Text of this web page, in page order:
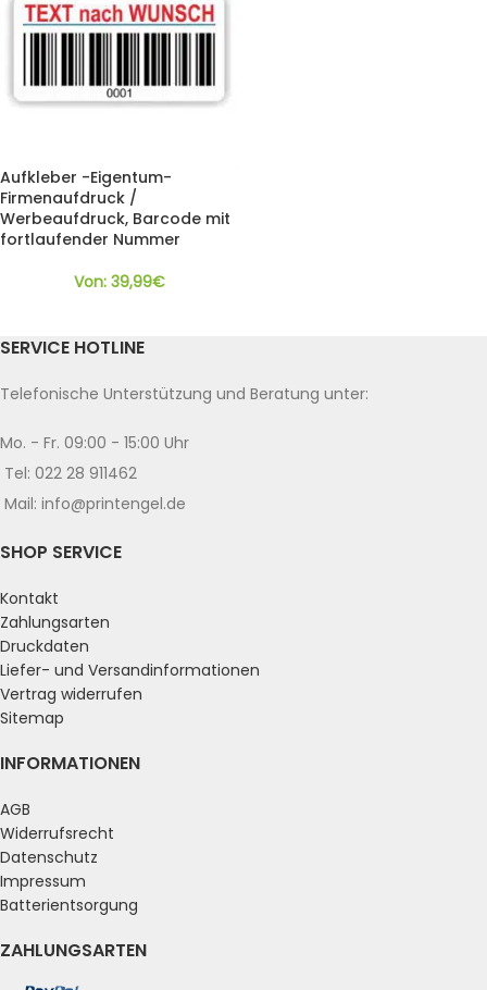
Aufkleber -Eigentum-
Firmenaufdruck /
Werbeaufdruck, Barcode mit
fortlaufender Nummer
Von: 39,99€
SERVICE HOTLINE
Telefonische Unterstützung und Beratung unter:
Mo. - Fr. 09:00 - 15:00 Uhr
Tel: 022 28 911462
Mail: info@printengel.de
SHOP SERVICE
Kontakt
Zahlungsarten
Druckdaten
Liefer- und Versandinformationen
Vertrag widerrufen
Sitemap
INFORMATIONEN
AGB
Widerrufsrecht
Datenschutz
Impressum
Batterientsorgung
ZAHLUNGSARTEN